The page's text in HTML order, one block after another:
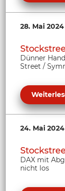
28. Mai 2024
Dünner
Street /
24. Mai 2024
DAX mit
nicht los